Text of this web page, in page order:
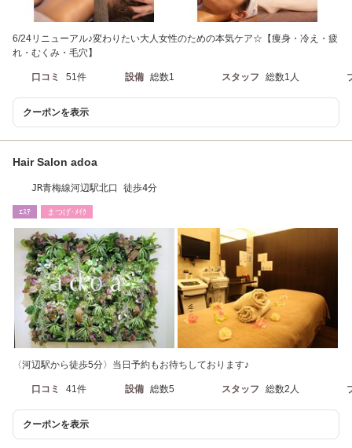
6/24リニューアル♪変わりたい大人女性のための本気ケア☆【痩身・冷え・疲
れ・むくみ・毛穴】
口コミ 51件 設備 総数1 スタッフ 総数1人
クーポンを表示
Hair Salon adoa
JR青梅線河辺駅北口 徒歩4分
ｴｽﾃ まつげ･ﾒｲｸ
〈河辺駅から徒歩5分〉当日予約もお待ちしております♪
口コミ 41件 設備 総数5 スタッフ 総数2人
クーポンを表示